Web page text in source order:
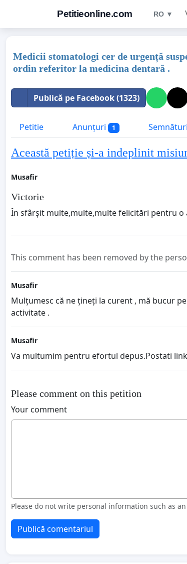
Petitieonline.com RO ▼
Medicii stomatologi cer de urgență
ordin referitor la medicina dentară .
Publică pe Facebook (1323)
Petitie Anunțuri 1 Semnături
Această petiție și-a indeplinit
Musafir
Victorie
În sfârșit multe,multe,multe felicitări pentru o
This comment has been removed by the
Musafir
Mulțumesc că ne țineți la curent , mă bucur
activitate .
Musafir
Va multumim pentru efortul depus.Postati
Please comment on this petition
Your comment
Please do not write personal information such as
Publică comentariul